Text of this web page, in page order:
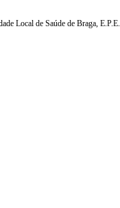
Local de Saúde de Braga, E.P.E.